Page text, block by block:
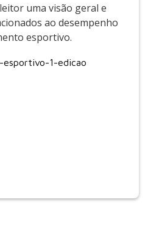
uma visão geral e
ao desempenho
esportivo.